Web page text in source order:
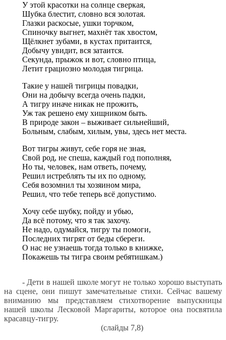
У этой красотки на солнце сверкая,
Шубка блестит, словно вся золотая.
Глазки раскосые, ушки торчком,
Спиночку выгнет, махнёт так хвостом,
Щёлкнет зубами, в кустах притаится,
Добычу увидит, вся затаится.
Секунда, прыжок и вот, словно птица,
Летит грациозно молодая тигрица.
Такие у нашей тигрицы повадки,
Они на добычу всегда очень падки,
А тигру иначе никак не прожить,
Уж так решено ему хищником быть.
В природе закон – выживает сильнейший,
Больным, слабым, хилым, увы, здесь нет места.
Вот тигры живут, себе горя не зная,
Свой род, не спеша, каждый год пополняя,
Но ты, человек, нам ответь, почему,
Решил истреблять ты их по одному,
Себя возомнил ты хозяином мира,
Решил, что тебе теперь всё допустимо.
Хочу себе шубку, пойду и убью,
Да всё потому, что я так захочу.
Не надо, одумайся, тигру ты помоги,
Последних тигрят от беды сбереги.
О нас не узнаешь тогда только в книжке,
Покажешь ты тигра своим ребятишкам.)
- Дети в нашей школе могут не только хорошо выступать
на сцене, они пишут замечательные стихи. Сейчас вашему
вниманию мы представляем стихотворение выпускницы
нашей школы Лесковой Маргариты, которое она посвятила
красавцу-тигру.
(слайды 7,8)